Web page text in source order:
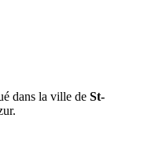
dans la ville de St-